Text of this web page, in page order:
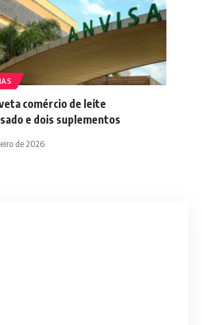
comércio de leite
e dois suplementos
de 2026